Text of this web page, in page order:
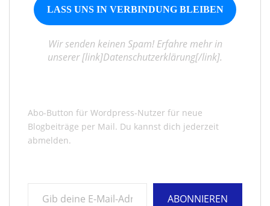
Wir senden keinen Spam! Erfahre mehr in
unserer [link]Datenschutzerklärung[/link].
Abo-Button für Wordpress-Nutzer für neue
Blogbeiträge per Mail. Du kannst dich jederzeit
abmelden.
ABONNIEREN